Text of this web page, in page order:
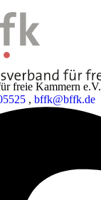
freie Kammern e.V.
, bffk@bffk.de